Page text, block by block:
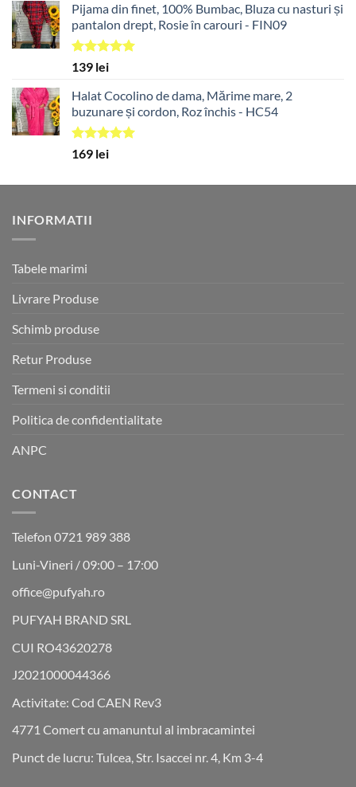
Pijama din finet, 100% Bumbac, Bluza cu nasturi și
pantalon drept, Rosie în carouri - FIN09
Evaluat la
139 lei
Halat Cocolino de dama, Mărime mare, 2
buzunare și cordon, Roz închis - HC54
Evaluat la
169 lei
INFORMATII
Tabele marimi
Livrare Produse
Schimb produse
Retur Produse
Termeni si conditii
Politica de confidentialitate
ANPC
CONTACT
Telefon 0721 989 388
Luni-Vineri / 09:00 – 17:00
office@pufyah.ro
PUFYAH BRAND SRL
CUI RO43620278
J2021000044366
Activitate: Cod CAEN Rev3
4771 Comert cu amanuntul al imbracamintei
Punct de lucru: Tulcea, Str. Isaccei nr. 4, Km 3-4